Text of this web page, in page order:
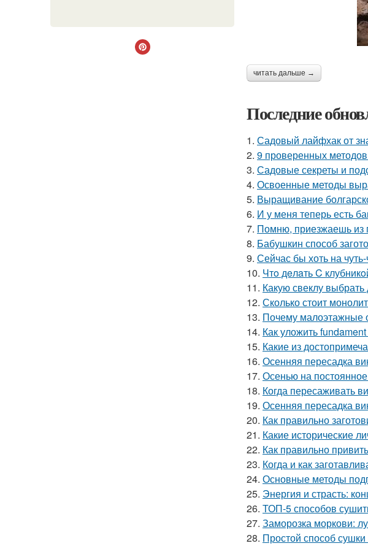
читать дальше →
Последние
1. Садовый лайфхак от
2. 9 проверенных
3. Садовые секреты и
4. Освоенные методы
5. Выращивание
6. И у меня теперь есть
7. Помню, приезжаешь из
8. Бабушкин способ
9. Сейчас бы хоть на
10. Чтo дeлaть C
11. Какую свеклу
12. Сколько стоит
13. Почему малоэтажные
14. Как уложить
15. Какие из
16. Осенняя пересадка
17. Осенью на
18. Когда пересаживать
19. Осенняя пересадка
20. Как правильно
21. Какие исторические
22. Как правильно
23. Когда и как
24. Основные методы
25. Энергия и страсть:
26. ТОП-5 способов
27. Заморозка моркови:
28. Простой способ